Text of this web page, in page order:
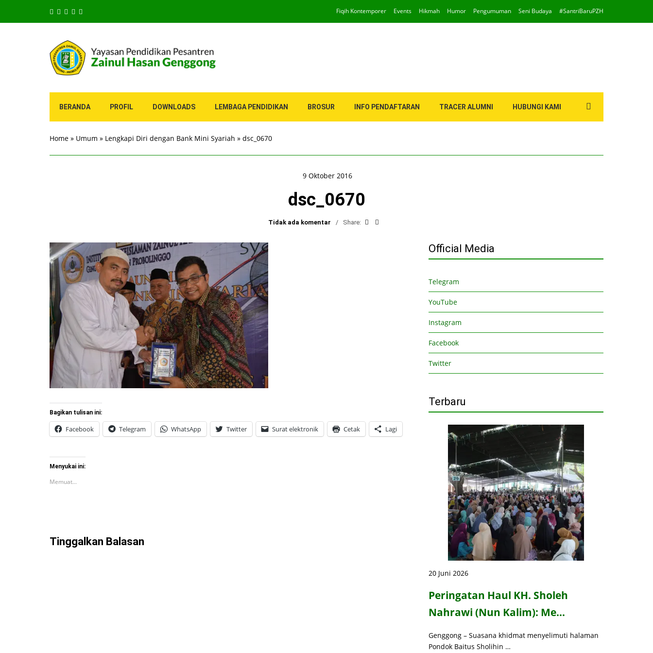
Fiqih Kontemporer Events Hikmah Humor Pengumuman Seni Budaya #SantriBaruPZH
BERANDA PROFIL DOWNLOADS LEMBAGA PENDIDIKAN BROSUR INFO PENDAFTARAN TRACER ALUMNI HUBUNGI KAMI
Home » Umum » Lengkapi Diri dengan Bank Mini Syariah » dsc_0670
9 Oktober 2016
dsc_0670
Tidak ada komentar Share:
Bagikan tulisan ini:
Facebook Telegram WhatsApp Twitter Surat elektronik Cetak Lagi
Menyukai ini:
Memuat...
Tinggalkan Balasan
Official Media
Telegram
YouTube
Instagram
Facebook
Twitter
Terbaru
20 Juni 2026
Peringatan Haul KH. Sholeh
Nahrawi (Nun Kalim): Me…
Genggong – Suasana khidmat menyelimuti halaman
Pondok Baitus Sholihin …